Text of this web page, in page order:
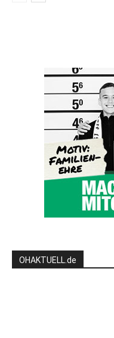
OHAKTUELL.de